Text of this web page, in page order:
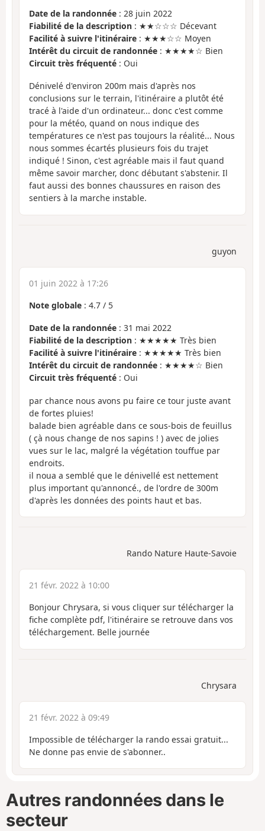
Date de la randonnée : 28 juin 2022
Fiabilité de la description : ★★☆☆☆ Décevant
Facilité à suivre l'itinéraire : ★★★☆☆ Moyen
Intérêt du circuit de randonnée : ★★★★☆ Bien
Circuit très fréquenté : Oui
Dénivelé d'environ 200m mais d'après nos
conclusions sur le terrain, l'itinéraire a plutôt été
tracé à l'aide d'un ordinateur... donc c'est comme
pour la météo, quand on nous indique des
températures ce n'est pas toujours la réalité... Nous
nous sommes écartés plusieurs fois du trajet
indiqué ! Sinon, c'est agréable mais il faut quand
même savoir marcher, donc débutant s'abstenir. Il
faut aussi des bonnes chaussures en raison des
sentiers à la marche instable.
guyon
01 juin 2022 à 17:26
Note globale : 4.7 / 5
Date de la randonnée : 31 mai 2022
Fiabilité de la description : ★★★★★ Très bien
Facilité à suivre l'itinéraire : ★★★★★ Très bien
Intérêt du circuit de randonnée : ★★★★☆ Bien
Circuit très fréquenté : Oui
par chance nous avons pu faire ce tour juste avant
de fortes pluies!
balade bien agréable dans ce sous-bois de feuillus
( çà nous change de nos sapins ! ) avec de jolies
vues sur le lac, malgré la végétation touffue par
endroits.
il noua a semblé que le dénivellé est nettement
plus important qu'annoncé., de l'ordre de 300m
d'après les données des points haut et bas.
Rando Nature Haute-Savoie
21 févr. 2022 à 10:00
Bonjour Chrysara, si vous cliquer sur télécharger la
fiche complète pdf, l'itinéraire se retrouve dans vos
téléchargement. Belle journée
Chrysara
21 févr. 2022 à 09:49
Impossible de télécharger la rando essai gratuit...
Ne donne pas envie de s'abonner..
Autres randonnées dans le
secteur